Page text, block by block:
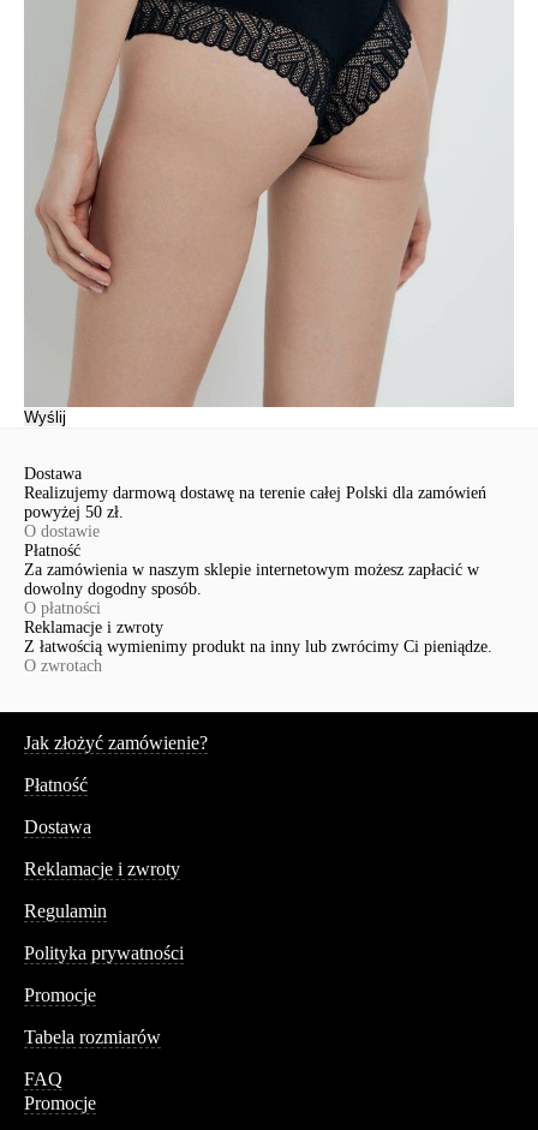
zaleceń pielęgnacyjnych,
· zaprojektowany z myślą o Twojej wygodzie i pewności siebie.
1007044910180588
bawełna 68%, poliamid 26%, elastan 6%
Udostępnij produkt
Podmiot odpowiedzialny
EuroTrade Tex Sp z o.o.
Św. Teresy 91
91-341, Łódź, Polska
+48 500-503-636
info@conteshop.pl
Ten produkt nie ma pytań Możesz zadać pytanie, klikając przycisk
poniżej
Zadaj pytanie
Nowe pytanie
Wyślij
Dostawa
Realizujemy darmową dostawę na terenie całej Polski dla zamówień
powyżej 50 zł.
O dostawie
Płatność
Za zamówienia w naszym sklepie internetowym możesz zapłacić w
dowolny dogodny sposób.
O płatności
Reklamacje i zwroty
Z łatwością wymienimy produkt na inny lub zwrócimy Ci pieniądze.
O zwrotach
Jak złożyć zamówienie?
Płatność
Dostawa
Reklamacje i zwroty
Regulamin
Polityka prywatności
Promocje
Tabela rozmiarów
FAQ
Promocje